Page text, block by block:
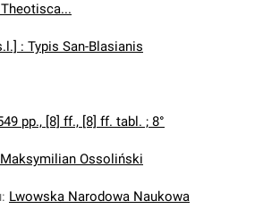
: Typis San-Blasianis
pp., [8] ff., [8] ff. tabl. ; 8°
Ossoliński
: Lwowska Narodowa Naukowa